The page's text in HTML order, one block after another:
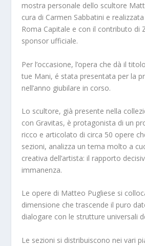
mostra personale dello scultore
cura di Carmen Sabbatini e
Roma Capitale e con il contributo di
sponsor ufficiale.
Per l’occasione, l’opera che dà il
tue Mani, é stata presentata per la
nell’anno giubilare in corso.
Lo scultore, già presente nella
con Gravitas, è protagonista di un
ricco e articolato di circa 50 opere
sezioni, analizza un tema molto a
creativa dell’artista: il rapporto
immanenza.
Le opere di Matteo Pugliese si
dimensione che trascende il puro
dialogare con le strutture universali
Le sezioni si distribuiscono nei vari